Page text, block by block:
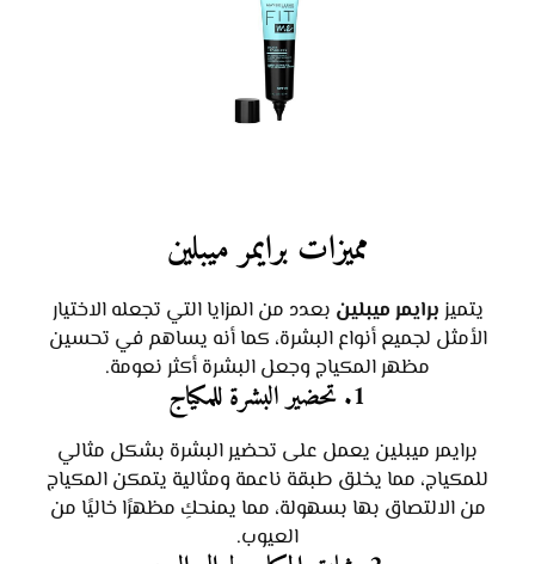
مميزات برايمر ميبلين
يتميزبرايمر ميبلين بعدد من المزايا التي تجعله الاختيار
الأمثل لجميع أنواع البشرة، كما أنه يساهم في تحسين
مظهر المكياج وجعل البشرة أكثر نعومة.
1. تحضير البشرة للمكياج
برايمر ميبلين يعمل على تحضير البشرة بشكل مثالي
للمكياج، مما يخلق طبقة ناعمة ومثالية يتمكن المكياج
من الالتصاق بها بسهولة، مما يمنحكِ مظهرًا خاليًا من
العيوب.